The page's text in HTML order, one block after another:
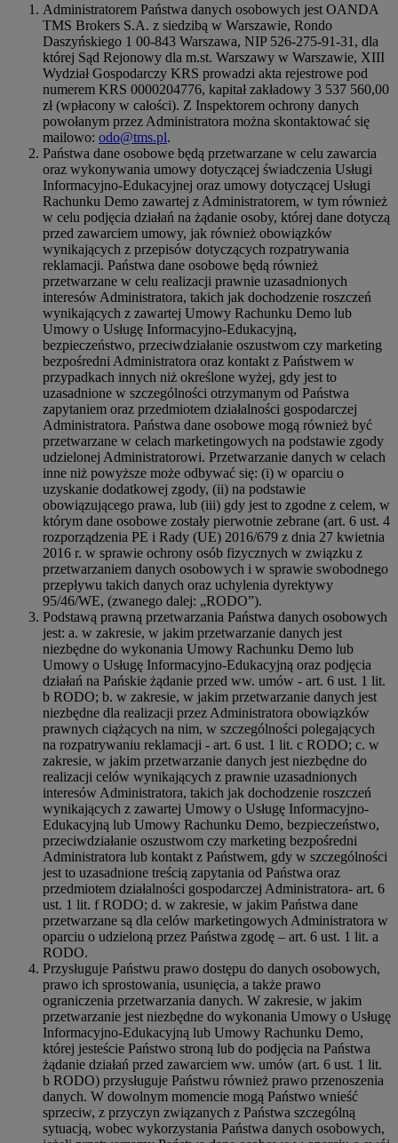
Administratorem Państwa danych osobowych jest OANDA
TMS Brokers S.A. z siedzibą w Warszawie, Rondo
Daszyńskiego 1 00-843 Warszawa, NIP 526-275-91-31, dla
której Sąd Rejonowy dla m.st. Warszawy w Warszawie, XIII
Wydział Gospodarczy KRS prowadzi akta rejestrowe pod
numerem KRS 0000204776, kapitał zakładowy 3 537 560,00
zł (wpłacony w całości). Z Inspektorem ochrony danych
powołanym przez Administratora można skontaktować się
mailowo: odo@tms.pl.
Państwa dane osobowe będą przetwarzane w celu zawarcia
oraz wykonywania umowy dotyczącej świadczenia Usługi
Informacyjno-Edukacyjnej oraz umowy dotyczącej Usługi
Rachunku Demo zawartej z Administratorem, w tym również
w celu podjęcia działań na żądanie osoby, której dane dotyczą
przed zawarciem umowy, jak również obowiązków
wynikających z przepisów dotyczących rozpatrywania
reklamacji. Państwa dane osobowe będą również
przetwarzane w celu realizacji prawnie uzasadnionych
interesów Administratora, takich jak dochodzenie roszczeń
wynikających z zawartej Umowy Rachunku Demo lub
Umowy o Usługę Informacyjno-Edukacyjną,
bezpieczeństwo, przeciwdziałanie oszustwom czy marketing
bezpośredni Administratora oraz kontakt z Państwem w
przypadkach innych niż określone wyżej, gdy jest to
uzasadnione w szczególności otrzymanym od Państwa
zapytaniem oraz przedmiotem działalności gospodarczej
Administratora. Państwa dane osobowe mogą również być
przetwarzane w celach marketingowych na podstawie zgody
udzielonej Administratorowi. Przetwarzanie danych w celach
inne niż powyższe może odbywać się: (i) w oparciu o
uzyskanie dodatkowej zgody, (ii) na podstawie
obowiązującego prawa, lub (iii) gdy jest to zgodne z celem, w
którym dane osobowe zostały pierwotnie zebrane (art. 6 ust. 4
rozporządzenia PE i Rady (UE) 2016/679 z dnia 27 kwietnia
2016 r. w sprawie ochrony osób fizycznych w związku z
przetwarzaniem danych osobowych i w sprawie swobodnego
przepływu takich danych oraz uchylenia dyrektywy
95/46/WE, (zwanego dalej: „RODO”).
Podstawą prawną przetwarzania Państwa danych osobowych
jest: a. w zakresie, w jakim przetwarzanie danych jest
niezbędne do wykonania Umowy Rachunku Demo lub
Umowy o Usługę Informacyjno-Edukacyjną oraz podjęcia
działań na Pańskie żądanie przed ww. umów - art. 6 ust. 1 lit.
b RODO; b. w zakresie, w jakim przetwarzanie danych jest
niezbędne dla realizacji przez Administratora obowiązków
prawnych ciążących na nim, w szczególności polegających
na rozpatrywaniu reklamacji - art. 6 ust. 1 lit. c RODO; c. w
zakresie, w jakim przetwarzanie danych jest niezbędne do
realizacji celów wynikających z prawnie uzasadnionych
interesów Administratora, takich jak dochodzenie roszczeń
wynikających z zawartej Umowy o Usługę Informacyjno-
Edukacyjną lub Umowy Rachunku Demo, bezpieczeństwo,
przeciwdziałanie oszustwom czy marketing bezpośredni
Administratora lub kontakt z Państwem, gdy w szczególności
jest to uzasadnione treścią zapytania od Państwa oraz
przedmiotem działalności gospodarczej Administratora- art. 6
ust. 1 lit. f RODO; d. w zakresie, w jakim Państwa dane
przetwarzane są dla celów marketingowych Administratora w
oparciu o udzieloną przez Państwa zgodę – art. 6 ust. 1 lit. a
RODO.
Przysługuje Państwu prawo dostępu do danych osobowych,
prawo ich sprostowania, usunięcia, a także prawo
ograniczenia przetwarzania danych. W zakresie, w jakim
przetwarzanie jest niezbędne do wykonania Umowy o Usługę
Informacyjno-Edukacyjną lub Umowy Rachunku Demo,
której jesteście Państwo stroną lub do podjęcia na Państwa
żądanie działań przed zawarciem ww. umów (art. 6 ust. 1 lit.
b RODO) przysługuje Państwu również prawo przenoszenia
danych. W dowolnym momencie mogą Państwo wnieść
sprzeciw, z przyczyn związanych z Państwa szczególną
sytuacją, wobec wykorzystania Państwa danych osobowych,